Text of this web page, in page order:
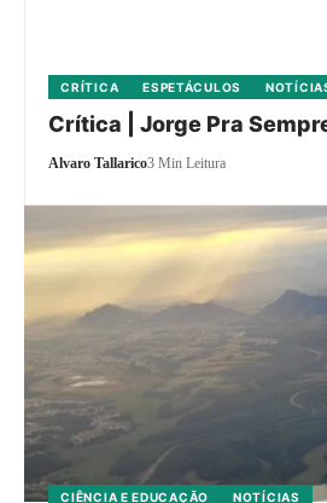
CRÍTICA ESPETÁCULOS
Crítica | Jorge Pra
Alvaro Tallarico3 Min Leitura
CIÊNCIA E EDUCAÇÃO NOTÍCIAS